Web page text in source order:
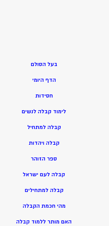
בעל הסולם
הדף היומי
חסידות
לימוד קבלה לנשים
קבלה למתחיל
קבלה ויהדות
ספר הזוהר
קבלה לעם ישראל
קבלה למתחילים
מהי חכמת הקבלה
האם מותר ללמוד קבלה